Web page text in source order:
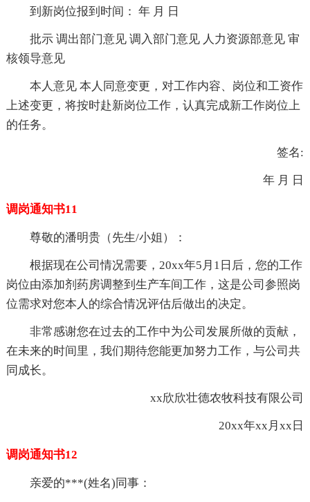
到新岗位报到时间： 年 月 日
批示 调出部门意见 调入部门意见 人力资源部意见 审
核领导意见
本人意见 本人同意变更，对工作内容、岗位和工资作
上述变更，将按时赴新岗位工作，认真完成新工作岗位上
的任务。
签名:
年 月 日
调岗通知书11
尊敬的潘明贵（先生/小姐）：
根据现在公司情况需要，20xx年5月1日后，您的工作
岗位由添加剂药房调整到生产车间工作，这是公司参照岗
位需求对您本人的综合情况评估后做出的决定。
非常感谢您在过去的工作中为公司发展所做的贡献，
在未来的时间里，我们期待您能更加努力工作，与公司共
同成长。
xx欣欣壮德农牧科技有限公司
20xx年xx月xx日
调岗通知书12
亲爱的***(姓名)同事：